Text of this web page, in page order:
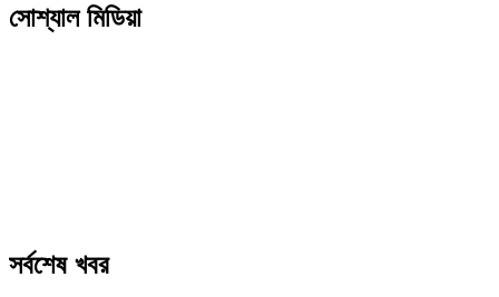
সোশ্যাল মিডিয়া
সর্বশেষ খবর